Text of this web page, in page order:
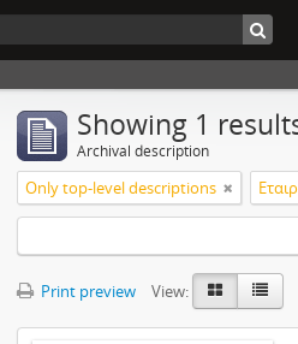
Showing 1
Archival description
Only top-level descriptions
Print preview View: